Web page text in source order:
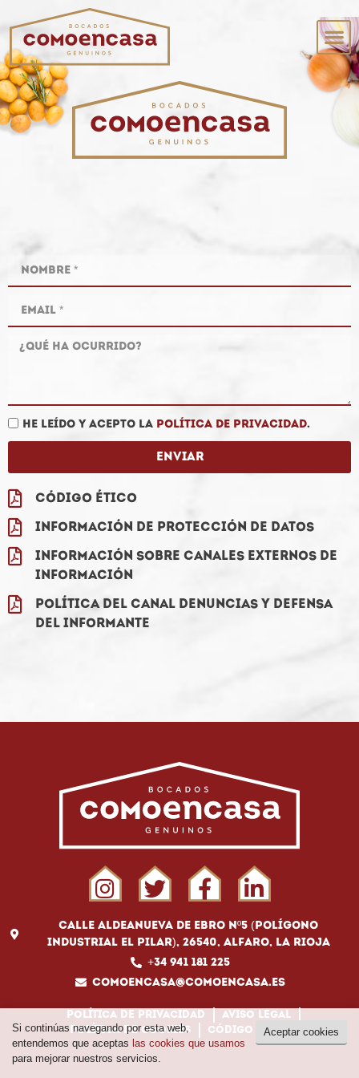
He leído y acepto la política de privacidad.
Enviar
Código ético
Información de Protección de Datos
Información sobre canales externos de
información
Política del canal denuncias y defensa
del informante
Calle Aldeanueva de Ebro Nº5 (Polígono
Industrial El Pilar), 26540, Alfaro, La Rioja
+34 941 181 225
comoencasa@comoencasa.es
Política de privacidad
Aviso legal
Política de cookies
Código éticoAceptar cookies
Si continúas navegando por esta web,
entendemos que aceptas las cookies que usamos
para mejorar nuestros servicios.